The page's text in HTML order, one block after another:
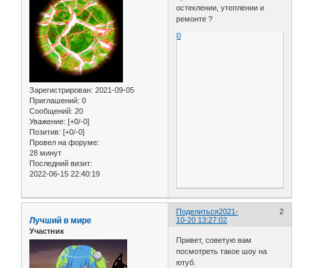
Зарегистрирован: 2021-09-05
Приглашений: 0
Сообщений: 20
Уважение: [+0/-0]
Позитив: [+0/-0]
Провел на форуме:
28 минут
Последний визит:
2022-06-15 22:40:19
остеклении, утеплении и
ремонте ?
0
Поделиться 2
2021-
10-20 13:27:02
Лучший в мире
Участник
Привет, советую вам
посмотреть такое шоу на
ютуб.